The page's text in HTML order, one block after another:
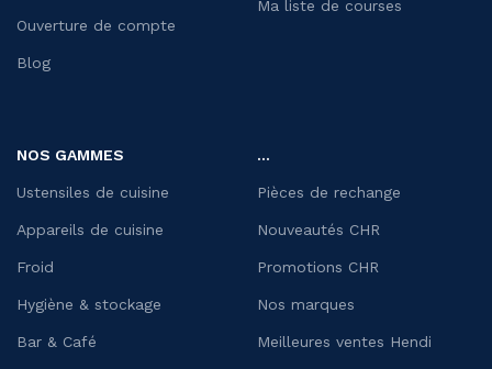
Ouverture de compte
Blog
Ma liste de courses
NOS GAMMES
Ustensiles de cuisine
Appareils de cuisine
Froid
Hygiène & stockage
Bar & Café
...
Pièces de rechange
Nouveautés CHR
Promotions CHR
Nos marques
Meilleures ventes Hendi